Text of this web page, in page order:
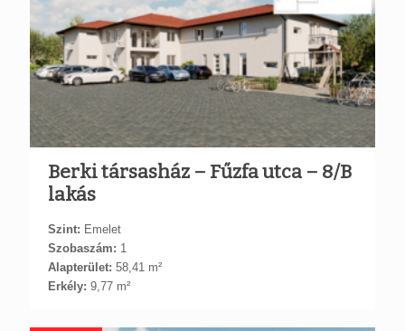
Berki társasház – Fűzfa utca – 8/B
lakás
Szint: Emelet
Szobaszám: 1
Alapterület: 58,41 m²
Erkély: 9,77 m²